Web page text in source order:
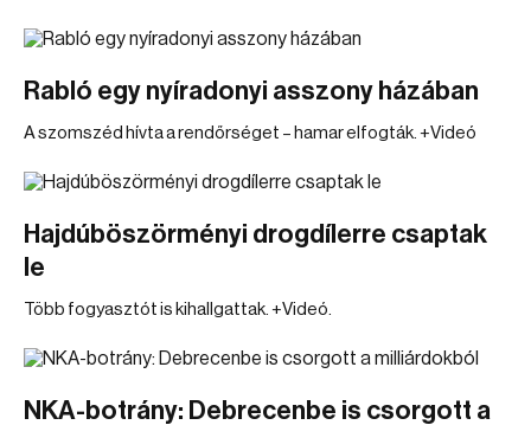
Rabló egy nyíradonyi asszony házában
A szomszéd hívta a rendőrséget – hamar elfogták. +Videó
Hajdúböszörményi drogdílerre csaptak
le
Több fogyasztót is kihallgattak. +Videó.
NKA-botrány: Debrecenbe is csorgott a